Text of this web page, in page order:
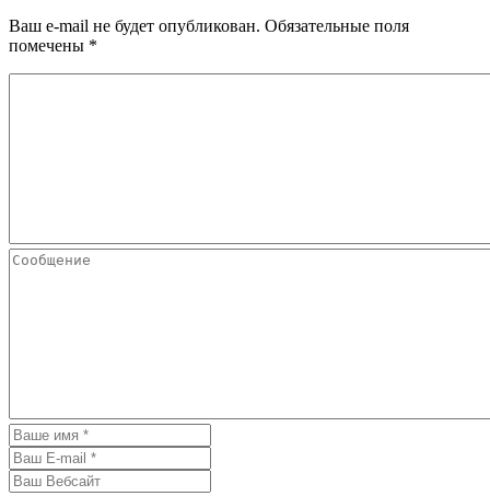
Ваш e-mail не будет опубликован. Обязательные поля
помечены *